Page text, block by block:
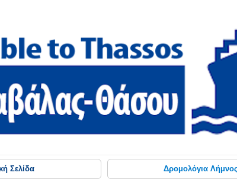
Σελίδα Δρομολόγια